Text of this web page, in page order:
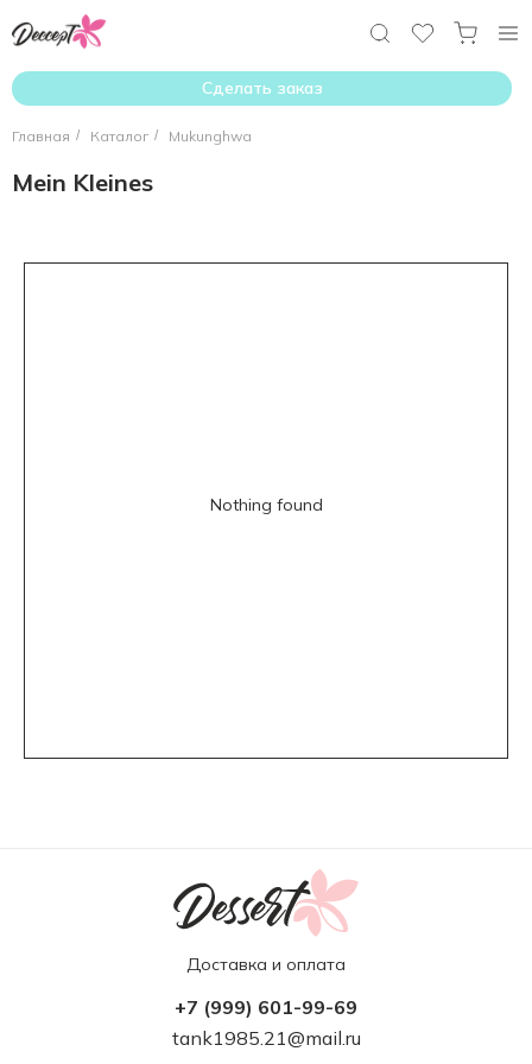
Сделать заказ
Главная / Каталог / Mukunghwa
Mein Kleines
Nothing found
Доставка и оплата
+7 (999) 601-99-69
tank1985.21@mail.ru